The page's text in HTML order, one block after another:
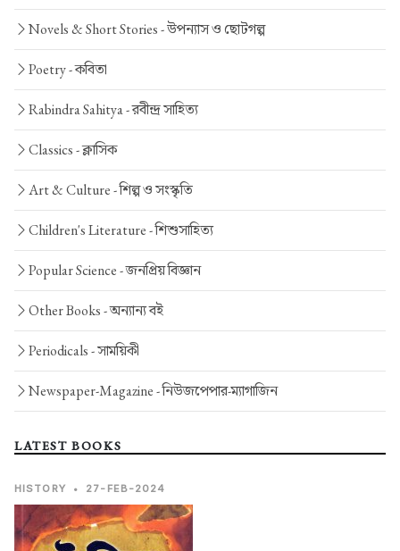
Novels & Short Stories -উপন্যাস ও ছোটগল্প
Poetry -কবিতা
Rabindra Sahitya -রবীন্দ্র সাহিত্য
Classics -ক্লাসিক
Art & Culture -শিল্প ও সংস্কৃতি
Children's Literature -শিশুসাহিত্য
Popular Science -জনপ্রিয় বিজ্ঞান
Other Books -অন্যান্য বই
Periodicals -সাময়িকী
Newspaper-Magazine -নিউজপেপার-ম্যাগাজিন
LATEST BOOKS
HISTORY • 27-FEB-2024